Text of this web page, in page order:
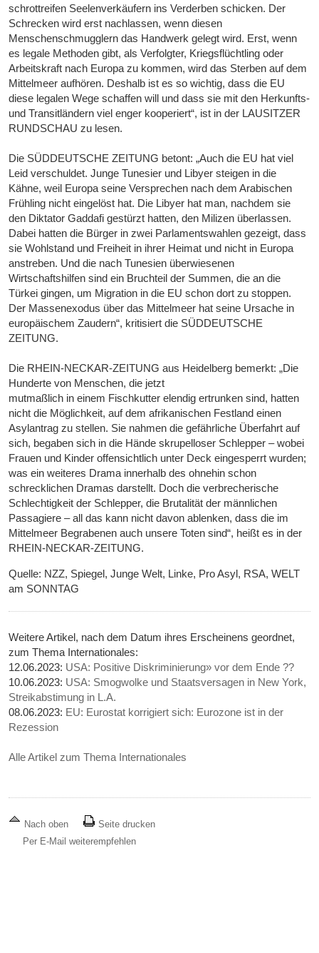
schrottreifen Seelenverkäufern ins Verderben schicken. Der
Schrecken wird erst nachlassen, wenn diesen
Menschenschmugglern das Handwerk gelegt wird. Erst, wenn
es legale Methoden gibt, als Verfolgter, Kriegsflüchtling oder
Arbeitskraft nach Europa zu kommen, wird das Sterben auf dem
Mittelmeer aufhören. Deshalb ist es so wichtig, dass die EU
diese legalen Wege schaffen will und dass sie mit den Herkunfts-
und Transitländern viel enger kooperiert“, ist in der LAUSITZER
RUNDSCHAU zu lesen.
Die SÜDDEUTSCHE ZEITUNG betont: „Auch die EU hat viel
Leid verschuldet. Junge Tunesier und Libyer steigen in die
Kähne, weil Europa seine Versprechen nach dem Arabischen
Frühling nicht eingelöst hat. Die Libyer hat man, nachdem sie
den Diktator Gaddafi gestürzt hatten, den Milizen überlassen.
Dabei hatten die Bürger in zwei Parlamentswahlen gezeigt, dass
sie Wohlstand und Freiheit in ihrer Heimat und nicht in Europa
anstreben. Und die nach Tunesien überwiesenen
Wirtschaftshilfen sind ein Bruchteil der Summen, die an die
Türkei gingen, um Migration in die EU schon dort zu stoppen.
Der Massenexodus über das Mittelmeer hat seine Ursache in
europäischem Zaudern“, kritisiert die SÜDDEUTSCHE
ZEITUNG.
Die RHEIN-NECKAR-ZEITUNG aus Heidelberg bemerkt: „Die
Hunderte von Menschen, die jetzt
mutmaßlich in einem Fischkutter elendig ertrunken sind, hatten
nicht die Möglichkeit, auf dem afrikanischen Festland einen
Asylantrag zu stellen. Sie nahmen die gefährliche Überfahrt auf
sich, begaben sich in die Hände skrupelloser Schlepper – wobei
Frauen und Kinder offensichtlich unter Deck eingesperrt wurden;
was ein weiteres Drama innerhalb des ohnehin schon
schrecklichen Dramas darstellt. Doch die verbrecherische
Schlechtigkeit der Schlepper, die Brutalität der männlichen
Passagiere – all das kann nicht davon ablenken, dass die im
Mittelmeer Begrabenen auch unsere Toten sind“, heißt es in der
RHEIN-NECKAR-ZEITUNG.
Quelle: NZZ, Spiegel, Junge Welt, Linke, Pro Asyl, RSA, WELT
am SONNTAG
Weitere Artikel, nach dem Datum ihres Erscheinens geordnet,
zum Thema Internationales:
12.06.2023: USA: Positive Diskriminierung» vor dem Ende ??
10.06.2023: USA: Smogwolke und Staatsversagen in New York,
Streikabstimung in L.A.
08.06.2023: EU: Eurostat korrigiert sich: Eurozone ist in der
Rezession
Alle Artikel zum Thema Internationales
Nach oben
Seite drucken
Per E-Mail weiterempfehlen